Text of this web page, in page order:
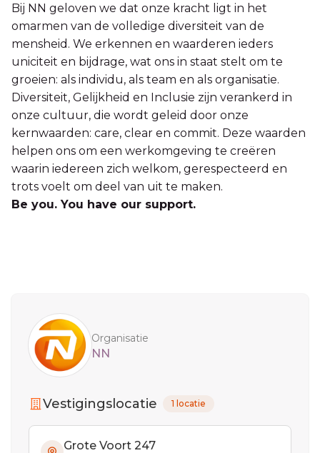
Bij NN geloven we dat onze kracht ligt in het
omarmen van de volledige diversiteit van de
mensheid. We erkennen en waarderen ieders
uniciteit en bijdrage, wat ons in staat stelt om te
groeien: als individu, als team en als organisatie.
Diversiteit, Gelijkheid en Inclusie zijn verankerd in
onze cultuur, die wordt geleid door onze
kernwaarden: care, clear en commit. Deze waarden
helpen ons om een werkomgeving te creëren
waarin iedereen zich welkom, gerespecteerd en
trots voelt om deel van uit te maken.
Be you. You have our support.
Organisatie
NN
Vestigingslocatie 1 locatie
Grote Voort 247